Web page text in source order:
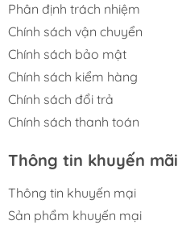
Phân định trách nhiệm
Chính sách vận chuyển
Chính sách bảo mật
Chính sách kiểm hàng
Chính sách đổi trả
Chính sách thanh toán
Thông tin khuyến mãi
Thông tin khuyến mại
Sản phẩm khuyến mại